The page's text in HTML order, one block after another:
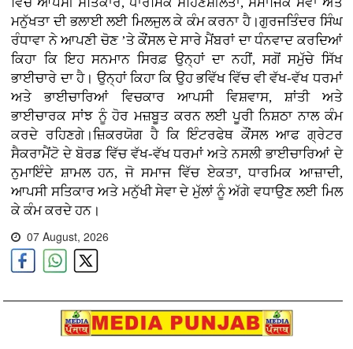
ਮਨੁੱਖਤਾ ਦੀ ਭਲਾਈ ਲਈ ਮਿਲਜੁਲ ਕੇ ਕੰਮ ਕਰਨਾ ਹੈ।ਗੁਰਜਤਿੰਦਰ ਸਿੰਘ
ਰੰਧਾਵਾ ਨੇ ਆਪਣੀ ਚੋਣ ’ਤੇ ਕੌਂਸਲ ਦੇ ਸਾਰੇ ਮੈਂਬਰਾਂ ਦਾ ਧੰਨਵਾਦ ਕਰਦਿਆਂ
ਕਿਹਾ ਕਿ ਇਹ ਸਨਮਾਨ ਸਿਰਫ਼ ਉਨ੍ਹਾਂ ਦਾ ਨਹੀਂ, ਸਗੋਂ ਸਮੁੱਚੇ ਸਿੱਖ
ਭਾਈਚਾਰੇ ਦਾ ਹੈ। ਉਨ੍ਹਾਂ ਕਿਹਾ ਕਿ ਉਹ ਭਵਿੱਖ ਵਿੱਚ ਵੀ ਵੱਖ-ਵੱਖ ਧਰਮਾਂ
ਅਤੇ ਭਾਈਚਾਰਿਆਂ ਵਿਚਕਾਰ ਆਪਸੀ ਵਿਸ਼ਵਾਸ, ਸ਼ਾਂਤੀ ਅਤੇ
ਭਾਈਚਾਰਕ ਸਾਂਝ ਨੂੰ ਹੋਰ ਮਜ਼ਬੂਤ ਕਰਨ ਲਈ ਪੂਰੀ ਨਿਸ਼ਠਾ ਨਾਲ ਕੰਮ
ਕਰਦੇ ਰਹਿਣਗੇ।ਜ਼ਿਕਰਯੋਗ ਹੈ ਕਿ ਇੰਟਰਫੇਥ ਕੌਂਸਲ ਆਫ ਗ੍ਰੇਟਰ
ਸੈਕਰਾਮੈਂਟੋ ਦੇ ਬੋਰਡ ਵਿੱਚ ਵੱਖ-ਵੱਖ ਧਰਮਾਂ ਅਤੇ ਨਸਲੀ ਭਾਈਚਾਰਿਆਂ ਦੇ
ਨੁਮਾਇੰਦੇ ਸ਼ਾਮਲ ਹਨ, ਜੋ ਸਮਾਜ ਵਿੱਚ ਏਕਤਾ, ਧਾਰਮਿਕ ਆਜ਼ਾਦੀ,
ਆਪਸੀ ਸਤਿਕਾਰ ਅਤੇ ਮਨੁੱਖੀ ਸੇਵਾ ਦੇ ਮੁੱਲਾਂ ਨੂੰ ਅੱਗੇ ਵਧਾਉਣ ਲਈ ਮਿਲ
ਕੇ ਕੰਮ ਕਰਦੇ ਹਨ।
07 August, 2026